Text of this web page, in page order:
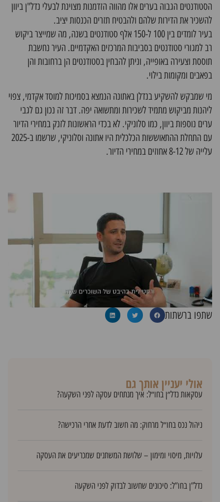
הסטודנטים הגבוה בערים אלו מהווה הזדמנות מצוינת לבעלי נדל"ן ביוון
להשכיר את הדירות שלהם ולהבטיח תזרים הכנסות יציב.
בעיר לומדים בין 100 ל-150 אלף סטודנטים בשנה, מה שמייצר ביקוש
רב למגורי סטודנטים בסביבות המרכזים האקדמיים. העיר נחשבת
תוססת וצעירה באופייה, וניתן להבחין בסטודנטים הן ברחובות והן
בפאבים ומקומות בילוי.
מי שמבקש להשקיע בנדלן באתונה הנמצא בסמיכות למוסד אקדמי, צפוי
ליהנות מביקוש מתמיד לשכירות ומתשואה יפה. דבר זה נכון גם לגבי
ערים נוספות ביוון, כמו סלוניקי. לא בכדי הראשונות לזנק במחירי הדיור
עם התחלת ההתאוששות הכלכלית היו אתונה וסלוניקי, שרשמו ב-2025
עלייה של 8-12 אחוזים במחירי הדיור.
אולי יעניין אותך גם
עסקאות נדל״ן בחו״ל: איך מנתחים עסקה לפני השקעה?
ניהול נכס בחו״ל מרחוק: מה חשוב לדעת אחרי הרכישה?
עלויות, מיסוי ומימון – שלושת המשתנים שמכריעים את העסקה
נדל”ן בחו”ל: סיכונים שחשוב לבדוק לפני השקעה